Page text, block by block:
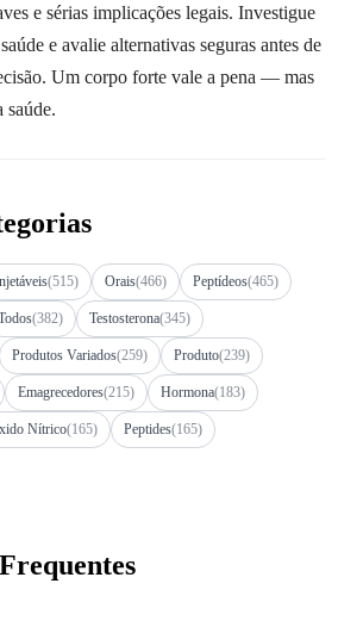
e sérias implicações legais. Investigue
e avalie alternativas seguras antes de
Um corpo forte vale a pena — mas
saúde.
(515) Orais(466) Peptídeos(465)
(382) Testosterona(345)
Produtos Variados(259) Produto(239)
Emagrecedores(215) Hormona(183)
Nítrico(165) Peptides(165)